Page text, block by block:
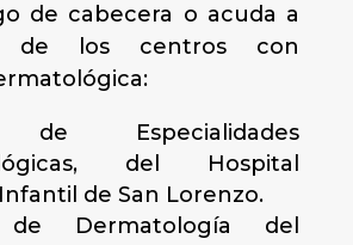
de cabecera o acuda a
de los centros con
de Especialidades
del Hospital
de San Lorenzo.
de Dermatología del